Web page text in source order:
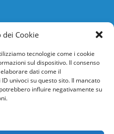
dei Cookie
tecnologie come i cookie
sul dispositivo. Il consenso
dati come il
univoci su questo sito. Il mancato
influire negativamente su